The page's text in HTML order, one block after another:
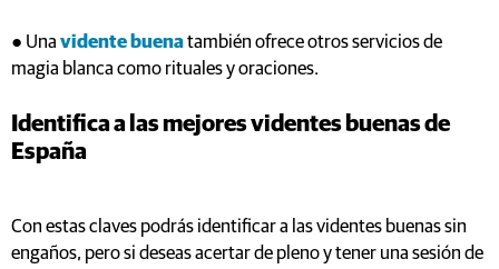
● Una vidente buenatambién ofrece otros servicios de
magia blanca como rituales y oraciones.
Identifica a las mejores videntes buenas de
España
Con estas claves podrás identificar a las videntes buenas sin
engaños, pero si deseas acertar de pleno y tener una sesión de